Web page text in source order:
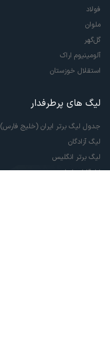
فولاد
ملوان
گل‌گهر
آلومینیوم اراک
استقلال خوزستان
لیگ های پرطرفدار
جدول لیگ برتر ایران (خلیج فارس)
لیگ آزادگان
لیگ برتر انگلیس
لالیگا اسپانیا